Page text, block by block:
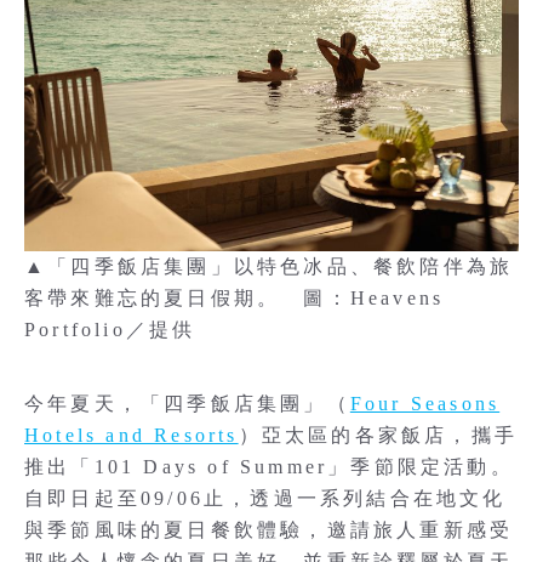
▲「四季飯店集團」以特色冰品、餐飲陪伴為旅
客帶來難忘的夏日假期。 圖：Heavens
Portfolio／提供
今年夏天，「四季飯店集團」（ Four Seasons
Hotels and Resorts ）亞太區的各家飯店，攜手
推出「101 Days of Summer」季節限定活動。
自即日起至09/06止，透過一系列結合在地文化
與季節風味的夏日餐飲體驗，邀請旅人重新感受